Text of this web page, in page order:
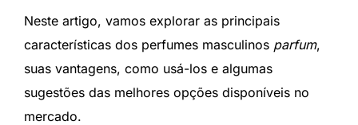
Neste artigo, vamos explorar as principais
características dos perfumes masculinos parfum,
suas vantagens, como usá-los e algumas
sugestões das melhores opções disponíveis no
mercado.